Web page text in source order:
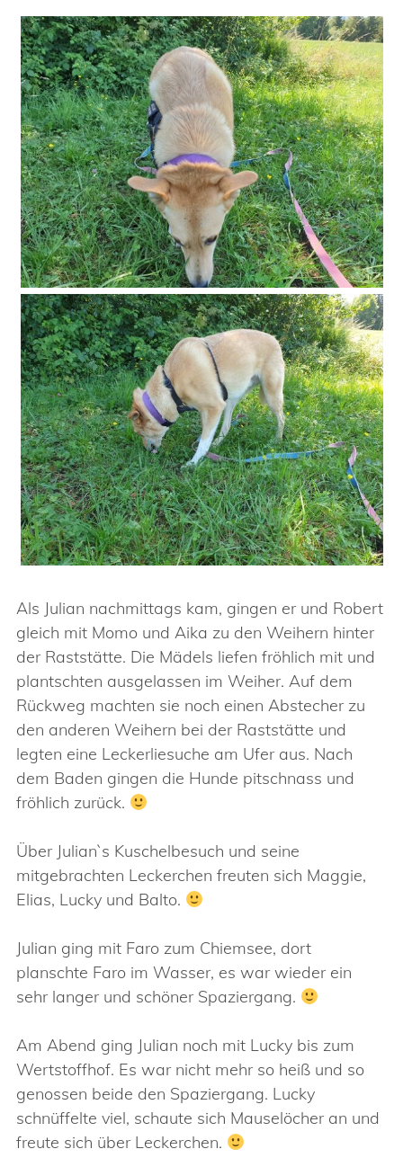
Als Julian nachmittags kam, gingen er und Robert
gleich mit Momo und Aika zu den Weihern hinter
der Raststätte. Die Mädels liefen fröhlich mit und
plantschten ausgelassen im Weiher. Auf dem
Rückweg machten sie noch einen Abstecher zu
den anderen Weihern bei der Raststätte und
legten eine Leckerliesuche am Ufer aus. Nach
dem Baden gingen die Hunde pitschnass und
fröhlich zurück.
Über Julian`s Kuschelbesuch und seine
mitgebrachten Leckerchen freuten sich Maggie,
Elias, Lucky und Balto.
Julian ging mit Faro zum Chiemsee, dort
planschte Faro im Wasser, es war wieder ein
sehr langer und schöner Spaziergang.
Am Abend ging Julian noch mit Lucky bis zum
Wertstoffhof. Es war nicht mehr so heiß und so
genossen beide den Spaziergang. Lucky
schnüffelte viel, schaute sich Mauselöcher an und
freute sich über Leckerchen.